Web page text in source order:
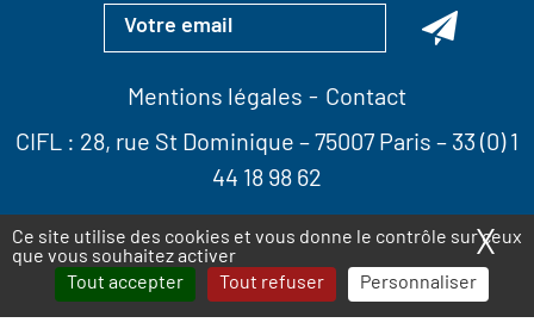
Ce site utilise des cookies et vous donne le contrôle sur ceux
que vous souhaitez activer
Tout accepter
Tout refuser Personnaliser
X
Mentions légales
Contact
CIFL : 28, rue St Dominique – 75007 Paris – 33 (0) 1
44 18 98 62